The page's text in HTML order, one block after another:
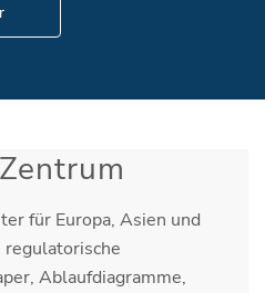
für Europa, Asien und
Ablaufdiagramme,